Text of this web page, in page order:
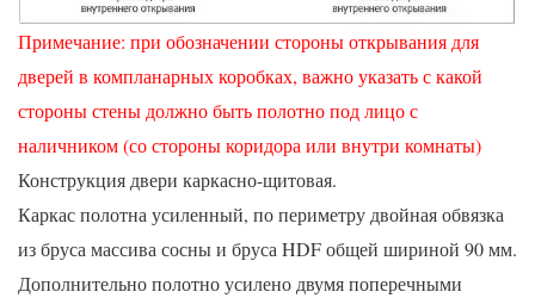
Примечание: при обозначении стороны открывания для
дверей в компланарных коробках, важно указать с какой
стороны стены должно быть полотно под лицо с
наличником (со стороны коридора или внутри комнаты)
Конструкция двери каркасно-щитовая.
Каркас полотна усиленный, по периметру двойная обвязка
из бруса массива сосны и бруса HDF общей шириной 90 мм.
Дополнительно полотно усилено двумя поперечными